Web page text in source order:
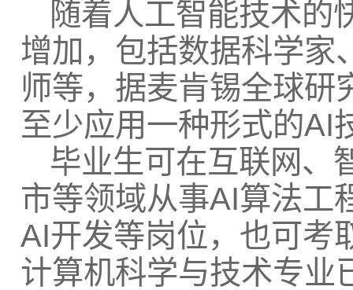
随着人工智能技术的
增加，包括数据科学家
师等，据麦肯锡全球研
至少应用一种形式的AI
毕业生可在互联网、
市等领域从事AI算法工
AI开发等岗位，也可考
计算机科学与技术专业